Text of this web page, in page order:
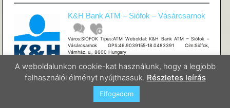
K&H Bank ATM – Siófok – Vásárcsarnok
Város:SIÓFOK Típus:ATM Weboldal: K&H Bank ATM – Siófok –
Vásárcsarnok GPS:46.9039155-18.0483391 Cím:Siófok,
Vámház. u., 8600 Hungary
K&H Bank ATM – Siófok – K&H
A weboldalunkon cookie-kat használunk, hogy a legjobb
felhasználói élményt nyújthassuk. Részletes leírás
Elfogadom